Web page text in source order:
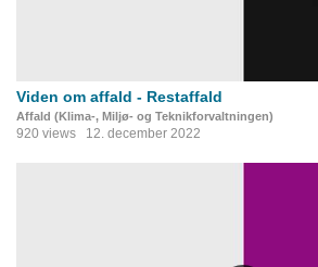
Viden om affald - Restaffald
Affald (Klima-, Miljø- og Teknikforvaltningen)
920 views 12. december 2022